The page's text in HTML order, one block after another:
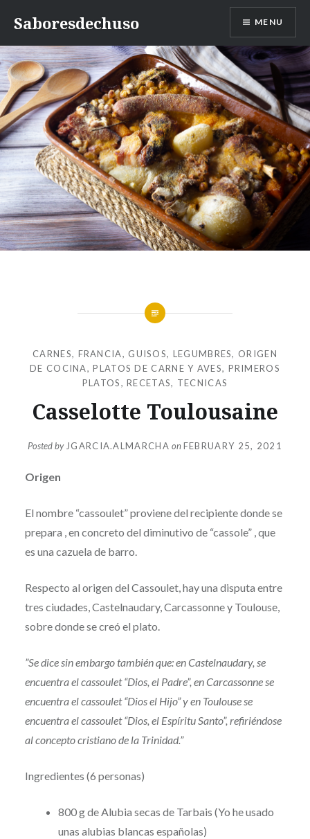
content
Saboresdechuso MENU
CARNES, FRANCIA, GUISOS, LEGUMBRES, ORIGEN
DE COCINA,PLATOS DE CARNE Y AVES, PRIMEROS
PLATOS,RECETAS, TECNICAS
Casselotte Toulousaine
Posted by JGARCIA.ALMARCHA onFEBRUARY 25, 2021
Origen
El nombre “cassoulet” proviene del recipiente donde se
prepara , en concreto del diminutivo de “cassole” , que
es una cazuela de barro.
Respecto al origen del Cassoulet, hay una disputa entre
tres ciudades, Castelnaudary, Carcassonne y Toulouse,
sobre donde se creó el plato.
”Se dice sin embargo también que: en Castelnaudary, se
encuentra el cassoulet “Dios, el Padre”, en Carcassonne se
encuentra el cassoulet “Dios el Hijo” y en Toulouse se
encuentra el cassoulet “Dios, el Espíritu Santo”, refiriéndose
al concepto cristiano de la Trinidad.”
Ingredientes (6 personas)
800 g de Alubia secas de Tarbais (Yo he usado
unas alubias blancas españolas)